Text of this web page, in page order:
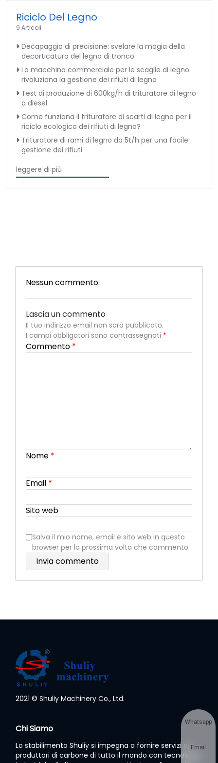
Riciclo Del Legno
9 Articoli
Decapaggio di precisione: svelare la magia della
decorticatura del legno di tronco
La macchina commerciale per le scaglie di legno
rivoluziona la gestione dei rifiuti di legno
Test di produzione di 600kg/h di trituratore di legno
a diesel
Come funziona il trituratore di scarti di legno per il
riciclo ecologico dei rifiuti di legno?
Trituratore di rami di legno da 5t/h per una facile
gestione dei rifiuti
leggere di più
Nessun commento.
Lascia un commento
Il tuo indirizzo email non sarà pubblicato.
I campi obbligatori sono contrassegnati *
Commento *
Nome *
Email *
Sito web
Salva il mio nome, email e sito web in questo
browser per la prossima volta che commento.
2021 © Shuliy Machinery Co., Ltd.
Chi Siamo
Lo stabilimento Shuliy si impegna a fornire servizi ai
produttori di carbone di tutto il mondo con tecnologia
Whatsapp
Email